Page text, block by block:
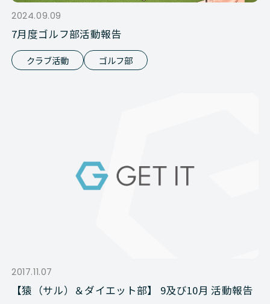
2024.09.09
7月度ゴルフ部活動報告
クラブ活動 ゴルフ部
2017.11.07
【猿（サル）＆ダイエット部】 9及び10月 活動報告